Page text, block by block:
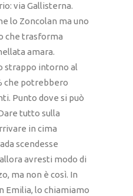
via Gallisterna.
lo Zoncolan ma uno
che trasforma
amara.
strappo intorno al
che potrebbero
Punto dove si può
tutto sulla
in cima
scendesse
avresti modo di
ma non è così. In
Emilia, lo chiamiamo